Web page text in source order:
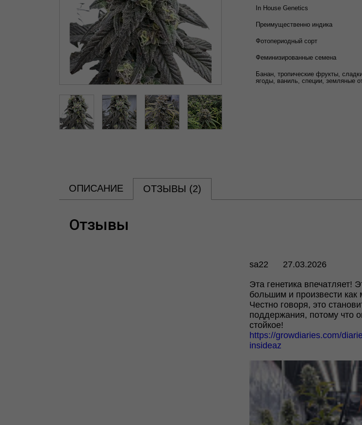
In House Genetics
Преимущественно индика
Фотопериодный сорт
Феминизированные семена
Банан, тропические фрукты,
ягоды, ваниль, специи, земляные
ОПИСАНИЕ ОТЗЫВЫ (2)
Отзывы
sa22 27.03.2026
Эта генетика впечатляет!
большим и произвести
Честно говоря, это
поддержания, потому что
стойкое!
https://growdiaries.com/
insideaz